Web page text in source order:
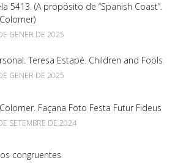
5413. (A propósito de “Spanish Coast”.
GENER DE 2025
Teresa Estapé. Children and Fools
GENER DE 2025
Façana Foto Festa Futur Fideus
SETEMBRE DE 2024
congruentes